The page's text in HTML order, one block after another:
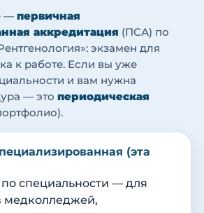
— первичная
аккредитация (ПСА) по
экзамен для
к работе. Если вы уже
и вам нужна
— это периодическая
(эта
по специальности — для
медколледжей,